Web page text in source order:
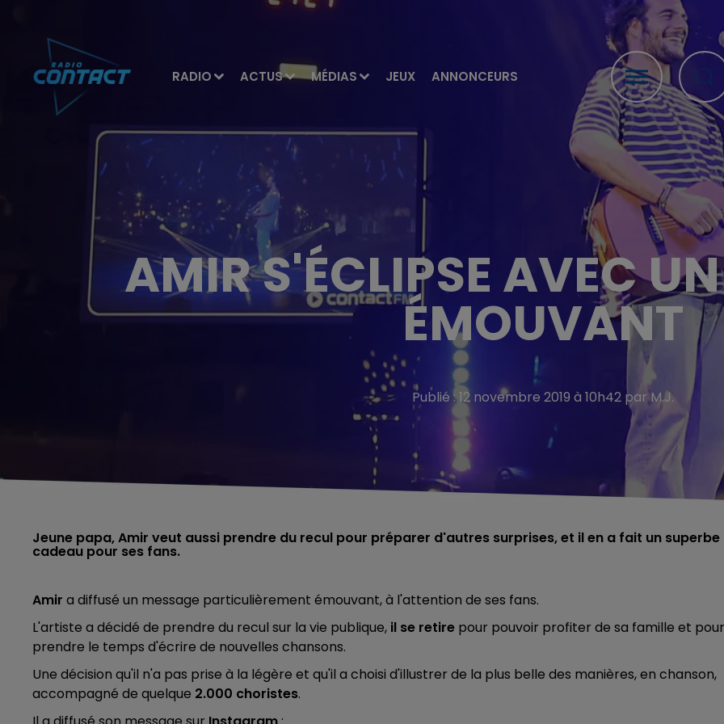
RADIO ACTUS MÉDIAS JEUX ANNONCEURS
AMIR S'ÉCLIPSE AVEC
ÉMOUVANT
Publié : 12 novembre 2019 à 10h42 par M.J.
Jeune papa, Amir veut aussi prendre du recul pour préparer d'autres surprises, et il en a fait un superbe
cadeau pour ses fans.
Amir a diffusé un message particulièrement émouvant, à l'attention de ses fans.
L'artiste a décidé de prendre du recul sur la vie publique, il se retire pour pouvoir profiter de sa famille et pour
prendre le temps d'écrire de nouvelles chansons.
Une décision qu'il n'a pas prise à la légère et qu'il a choisi d'illustrer de la plus belle des manières, en chanson,
accompagné de quelque 2.000 choristes.